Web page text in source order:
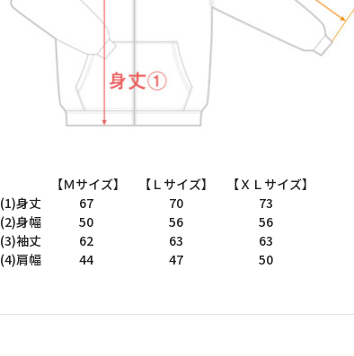
【Ｍサイズ】 【Ｌサイズ】 【ＸＬサイズ】
(1)身丈 67 70 73
(2)身幅 50 56 56
(3)袖丈 62 63 63
(4)肩幅 44 47 50